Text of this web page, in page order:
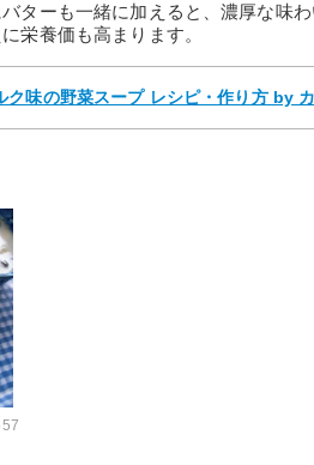
ターも一緒に加えると、濃厚な味
栄養価も高まります。
ク味の野菜スープ レシピ・作り方 by